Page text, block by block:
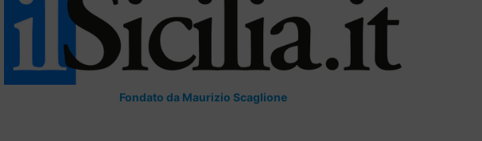
Fondato da Maurizio Scaglione